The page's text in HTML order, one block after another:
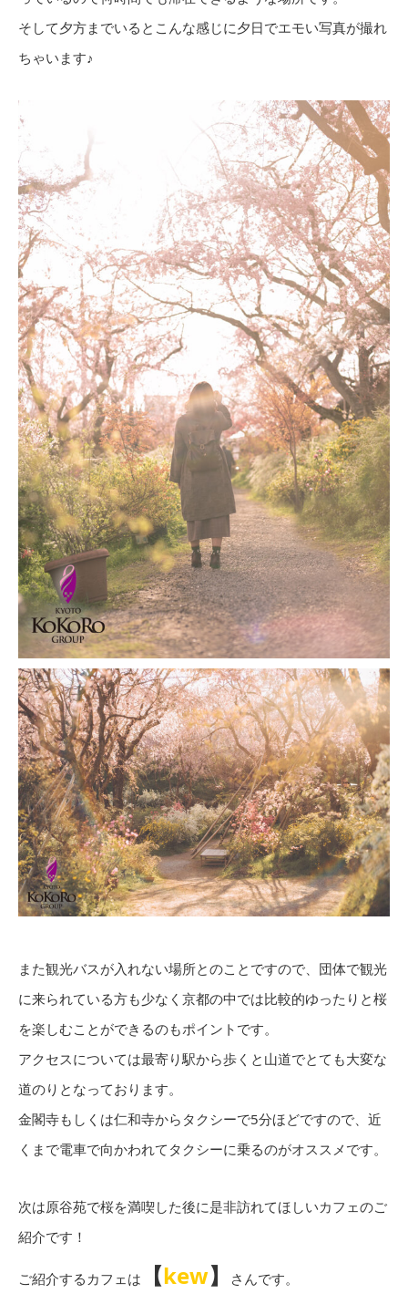
そして夕方までいるとこんな感じに夕日でエモい写真が撮れ
ちゃいます♪
また観光バスが入れない場所とのことですので、団体で観光
に来られている方も少なく京都の中では比較的ゆったりと桜
を楽しむことができるのもポイントです。
アクセスについては最寄り駅から歩くと山道でとても大変な
道のりとなっております。
金閣寺もしくは仁和寺からタクシーで5分ほどですので、近
くまで電車で向かわれてタクシーに乗るのがオススメです。
次は原谷苑で桜を満喫した後に是非訪れてほしいカフェのご
紹介です！
ご紹介するカフェは 【kew】
さんです。